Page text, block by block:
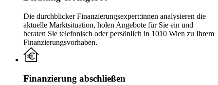
Die durchblicker Finanzierungsexpert:innen analysieren die
aktuelle Marktsituation, holen Angebote für Sie ein und
beraten Sie telefonisch oder persönlich in 1010 Wien zu Ihrem
Finanzierungsvorhaben.
Finanzierung abschließen